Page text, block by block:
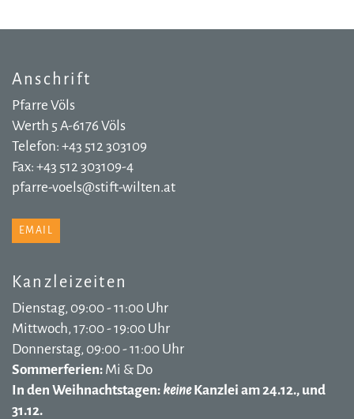
Anschrift
Pfarre Völs
Werth 5 A-6176 Völs
Telefon: +43 512 303109
Fax: +43 512 303109-4
pfarre-voels@stift-wilten.at
EMAIL
Kanzleizeiten
Dienstag, 09:00 - 11:00 Uhr
Mittwoch, 17:00 - 19:00 Uhr
Donnerstag, 09:00 - 11:00 Uhr
Sommerferien: Mi & Do
In den Weihnachtstagen: keineKanzlei am 24.12., und
31.12.